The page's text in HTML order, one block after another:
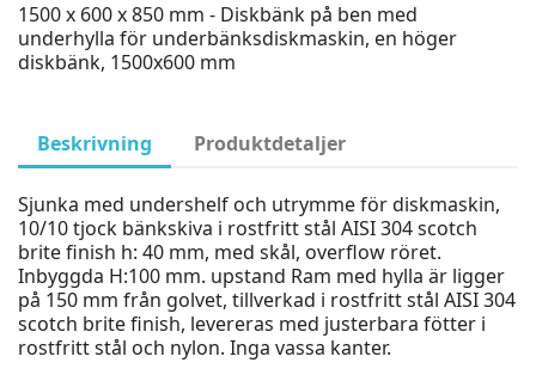
1500 x 600 x 850 mm - Diskbänk på ben med
underhylla för underbänksdiskmaskin, en höger
diskbänk, 1500x600 mm
Beskrivning Produktdetaljer
Sjunka med undershelf och utrymme för diskmaskin,
10/10 tjock bänkskiva i rostfritt stål AISI 304 scotch
brite finish h: 40 mm, med skål, overflow röret.
Inbyggda H:100 mm. upstand Ram med hylla är ligger
på 150 mm från golvet, tillverkad i rostfritt stål AISI 304
scotch brite finish, levereras med justerbara fötter i
rostfritt stål och nylon. Inga vassa kanter.